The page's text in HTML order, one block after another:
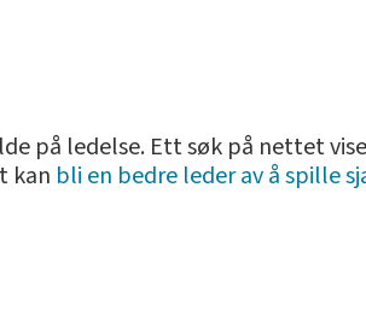
på ledelse. Ett søk på nettet
kan bli en bedre leder av å spille